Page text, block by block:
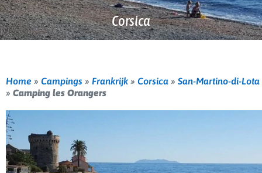
Corsica
Home » Campings » Frankrijk » Corsica » San-Martino-di-Lota
» Camping les Orangers